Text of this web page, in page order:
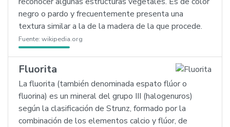
negro o pardo y frecuentemente presenta una
textura similar a la de la madera de la que procede.
Fuente: wikipedia.org
Fluorita
La fluorita (también denominada espato flúor o
fluorina) es un mineral del grupo III (halogenuros)
según la clasificación de Strunz, formado por la
combinación de los elementos calcio y flúor, de